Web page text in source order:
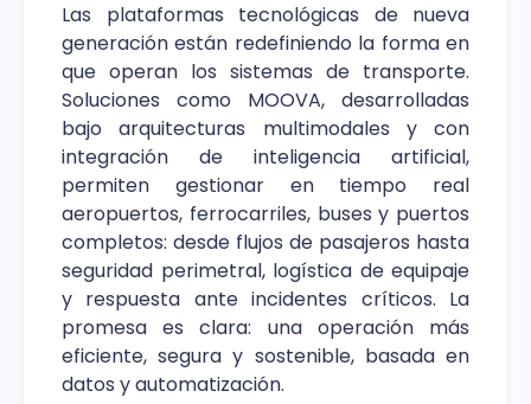
Las plataformas tecnológicas de nueva
generación están redefiniendo la forma en
que operan los sistemas de transporte.
Soluciones como MOOVA, desarrolladas
bajo arquitecturas multimodales y con
integración de inteligencia artificial,
permiten gestionar en tiempo real
aeropuertos, ferrocarriles, buses y puertos
completos: desde flujos de pasajeros hasta
seguridad perimetral, logística de equipaje
y respuesta ante incidentes críticos. La
promesa es clara: una operación más
eficiente, segura y sostenible, basada en
datos y automatización.